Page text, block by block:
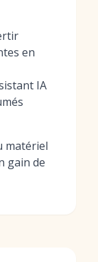
en
IA
matériel
gain de